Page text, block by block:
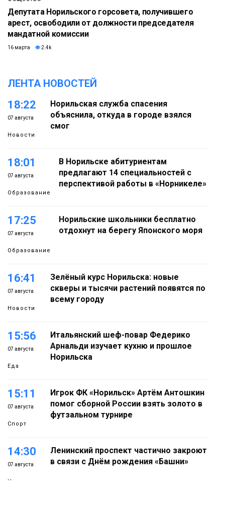
Депутата Норильского горсовета, получившего
арест, освободили от должности председателя
мандатной комиссии
16 марта 2.4k
ЛЕНТА НОВОСТЕЙ
18:22
07 августа
Новости
Норильская служба спасения
объяснила, откуда в городе взялся
смог
18:01
07 августа
Образование
В Норильске абитуриентам
предлагают 14 специальностей с
перспективой работы в «Норникеле»
17:25
07 августа
Образование
Норильские школьники бесплатно
отдохнут на берегу Японского моря
16:41
07 августа
Новости
Зелёный курс Норильска: новые
скверы и тысячи растений появятся по
всему городу
15:56
07 августа
Еда
Итальянский шеф-повар Федерико
Арнальди изучает кухню и прошлое
Норильска
15:11
07 августа
Спорт
Игрок ФК «Норильск» Артём Антошкин
помог сборной России взять золото в
футзальном турнире
14:30
07 августа
Новости
Ленинский проспект частично закроют
в связи с Днём рождения «Башни»